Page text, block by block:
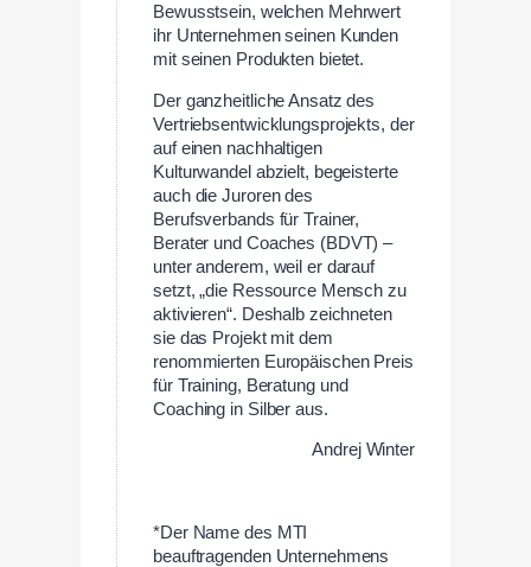
Bewusstsein, welchen Mehrwert
ihr Unternehmen seinen Kunden
mit seinen Produkten bietet.
Der ganzheitliche Ansatz des
Vertriebsentwicklungsprojekts, der
auf einen nachhaltigen
Kulturwandel abzielt, begeisterte
auch die Juroren des
Berufsverbands für Trainer,
Berater und Coaches (BDVT) –
unter anderem, weil er darauf
setzt, „die Ressource Mensch zu
aktivieren“. Deshalb zeichneten
sie das Projekt mit dem
renommierten Europäischen Preis
für Training, Beratung und
Coaching in Silber aus.
Andrej Winter
*Der Name des MTI
beauftragenden Unternehmens